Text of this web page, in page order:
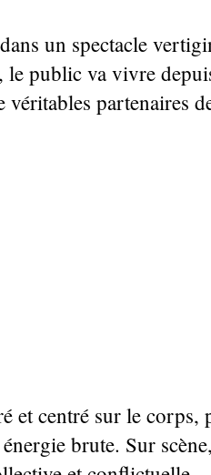
un spectacle
public va vivre
véritables partenaires
centré sur le corps,
brute. Sur